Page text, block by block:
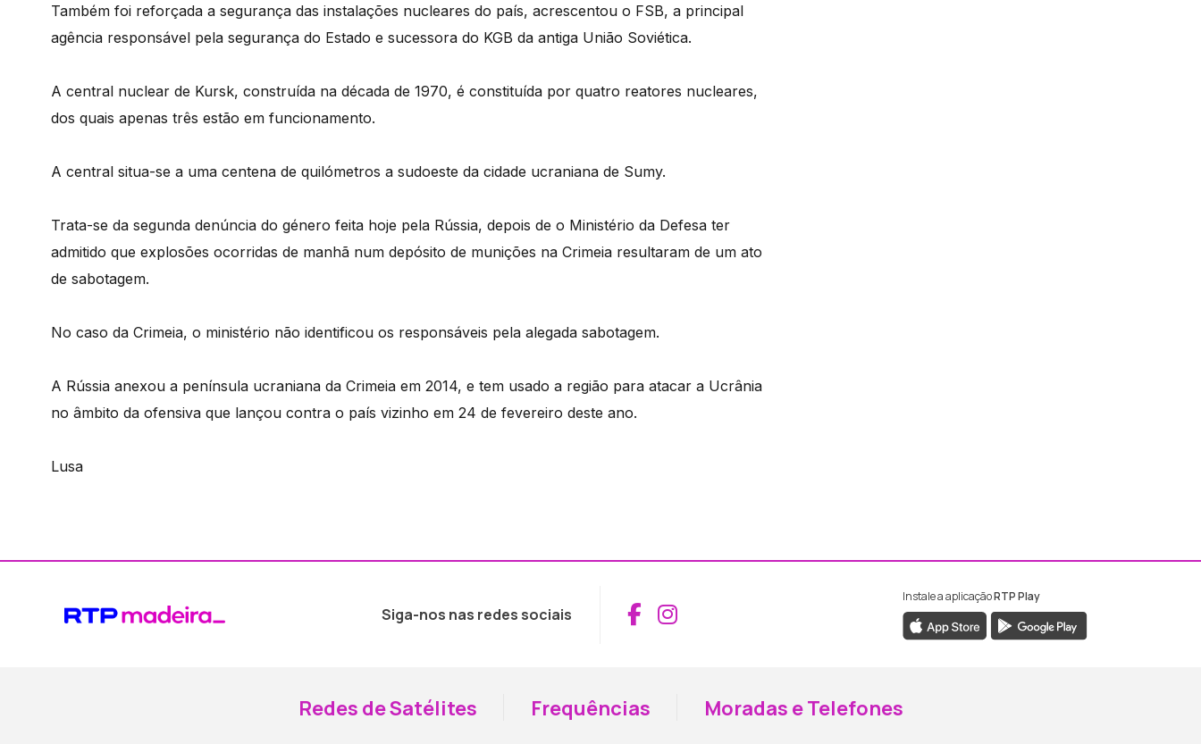
Também foi reforçada a segurança das instalações nucleares do país, acrescentou o FSB, a principal
agência responsável pela segurança do Estado e sucessora do KGB da antiga União Soviética.
A central nuclear de Kursk, construída na década de 1970, é constituída por quatro reatores nucleares,
dos quais apenas três estão em funcionamento.
A central situa-se a uma centena de quilómetros a sudoeste da cidade ucraniana de Sumy.
Trata-se da segunda denúncia do género feita hoje pela Rússia, depois de o Ministério da Defesa ter
admitido que explosões ocorridas de manhã num depósito de munições na Crimeia resultaram de um ato
de sabotagem.
No caso da Crimeia, o ministério não identificou os responsáveis pela alegada sabotagem.
A Rússia anexou a península ucraniana da Crimeia em 2014, e tem usado a região para atacar a Ucrânia
no âmbito da ofensiva que lançou contra o país vizinho em 24 de fevereiro deste ano.
Lusa
Siga-nos nas redes sociais Aceder ao Facebook da RTP Madeira
Aceder ao Instagram da RTP Madeira
Instale a aplicaçãoRTP Play
Redes de Satélites Frequências Moradas e Telefones